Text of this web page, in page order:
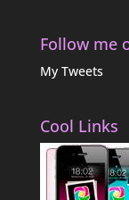
Follow me
My Tweets
Cool Links